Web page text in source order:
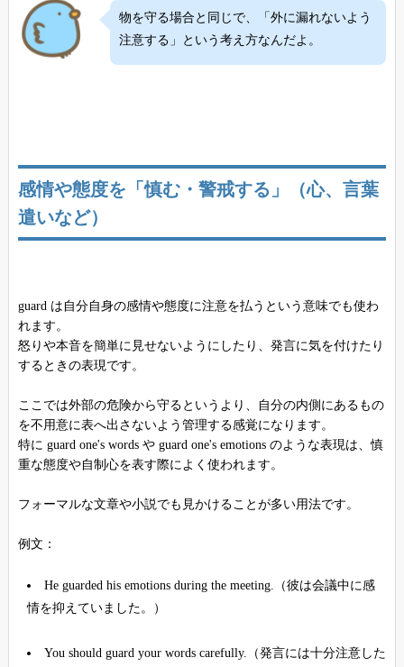
物を守る場合と同じで、「外に漏れないよう
注意する」という考え方なんだよ。
感情や態度を「慎む・警戒する」（心、言葉
遣いなど）
guard は自分自身の感情や態度に注意を払うという意味でも使わ
れます。
怒りや本音を簡単に見せないようにしたり、発言に気を付けたり
するときの表現です。
ここでは外部の危険から守るというより、自分の内側にあるもの
を不用意に表へ出さないよう管理する感覚になります。
特に guard one's words や guard one's emotions のような表現は、慎
重な態度や自制心を表す際によく使われます。
フォーマルな文章や小説でも見かけることが多い用法です。
例文：
He guarded his emotions during the meeting.（彼は会議中に感
情を抑えていました。）
You should guard your words carefully.（発言には十分注意した